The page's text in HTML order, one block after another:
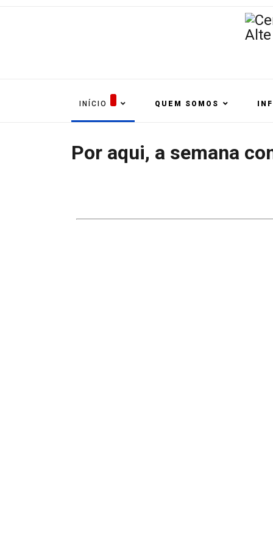
INÍCIO QUEM SOMOS
Por aqui, a semana